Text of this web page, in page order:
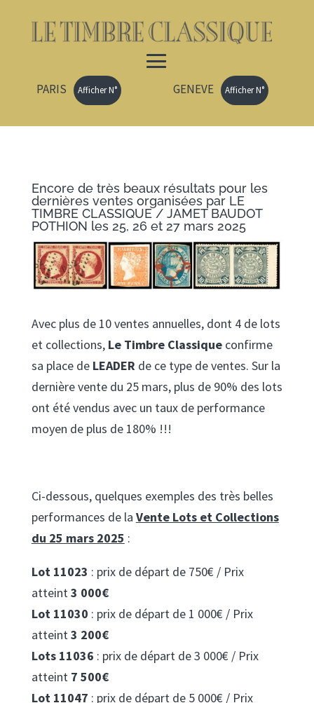
PARIS Afficher N° GENEVE Afficher N°
Encore de très beaux résultats pour les
dernières ventes organisées par LE
TIMBRE CLASSIQUE / JAMET BAUDOT
POTHION les 25, 26 et 27 mars 2025
Avec plus de 10 ventes annuelles, dont 4 de lots
et collections, Le Timbre Classiqueconfirme
sa place de LEADER de ce type de ventes. Sur la
dernière vente du 25 mars, plus de 90% des lots
ont été vendus avec un taux de performance
moyen de plus de 180% !!!
Ci-dessous, quelques exemples des très belles
performances de la Vente Lots et Collections
du 25 mars 2025 :
Lot 11023 : prix de départ de 750€ / Prix
atteint 3 000€
Lot 11030 : prix de départ de 1 000€ / Prix
atteint 3 200€
Lots 11036 : prix de départ de 3 000€ / Prix
atteint 7 500€
Lot 11047 : prix de départ de 5 000€ / Prix